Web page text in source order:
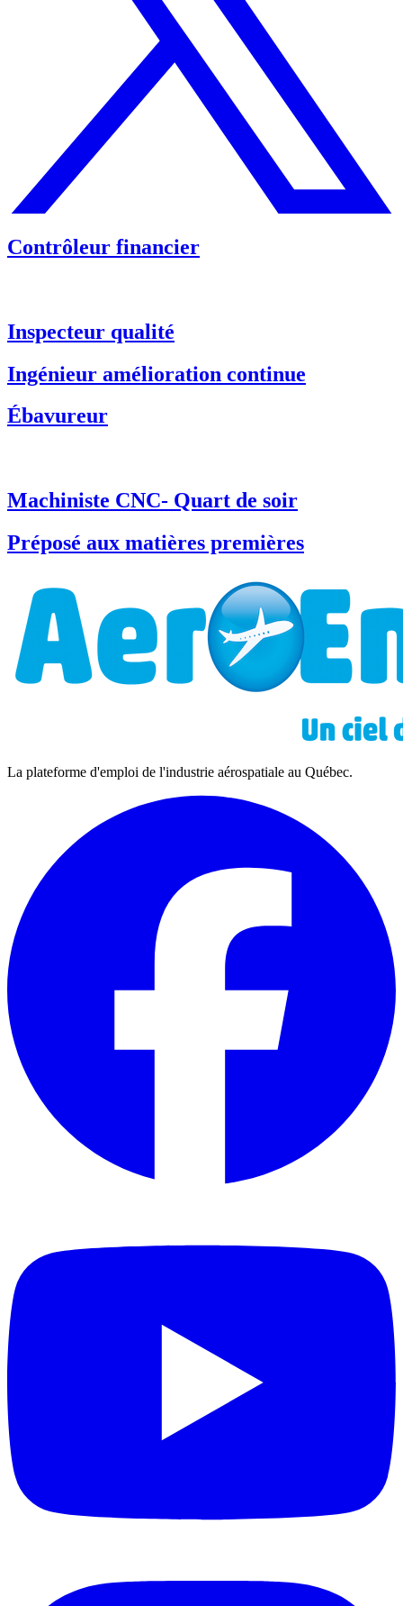
Contrôleur financier
Inspecteur qualité
Ingénieur amélioration continue
Ébavureur
Machiniste CNC- Quart de soir
Préposé aux matières premières
La plateforme d'emploi de l'industrie aérospatiale au Québec.